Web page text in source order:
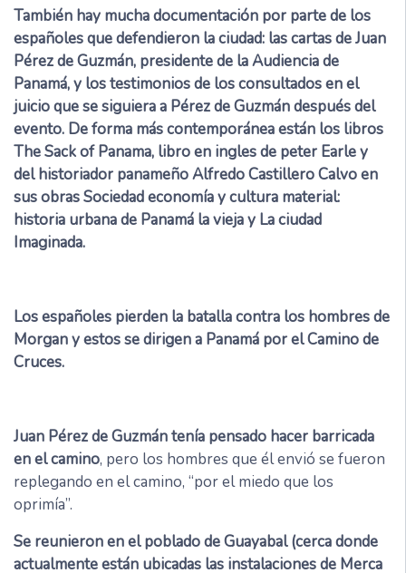
También hay mucha documentación por parte de los
españoles que defendieron la ciudad: las cartas de Juan
Pérez de Guzmán, presidente de la Audiencia de
Panamá, y los testimonios de los consultados en el
juicio que se siguiera a Pérez de Guzmán después del
evento. De forma más contemporánea están los libros
The Sack of Panama, libro en ingles de peter Earle y
del historiador panameño Alfredo Castillero Calvo en
sus obras Sociedad economía y cultura material:
historia urbana de Panamá la vieja y La ciudad
Imaginada.
Los españoles pierden la batalla contra los hombres de
Morgan y estos se dirigen a Panamá por el Camino de
Cruces.
Juan Pérez de Guzmán tenía pensado hacer barricada
en el camino, pero los hombres que él envió se fueron
replegando en el camino, “por el miedo que los
oprimía”.
Se reunieron en el poblado de Guayabal (cerca donde
actualmente están ubicadas las instalaciones de Merca